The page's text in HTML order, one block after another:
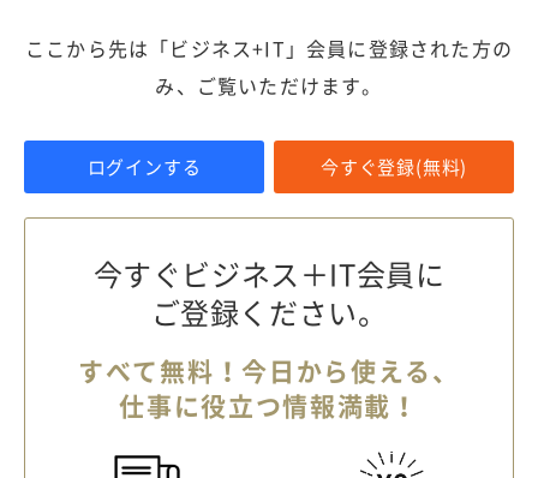
ここから先は「ビジネス+IT」会員に登録された方の
み、ご覧いただけます。
ログインする 今すぐ登録(無料)
今すぐビジネス＋IT会員に
ご登録ください。
すべて無料！今日から使える、
仕事に役立つ情報満載！